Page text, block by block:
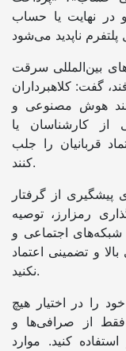
در نهایت یا حساب
بین‌المللی سرقت
گفت: کلاهبرداران
هوش مصنوعی و
از کارشناسان یا
قربانیان را جلب
کنند.
از گرفتار
رمزارز، توصیه
شبکه‌های اجتماعی و
و تضمینی اعتماد
نکنید.
را در اختیار هیچ
از صرافی‌ها و
کنید. موارد